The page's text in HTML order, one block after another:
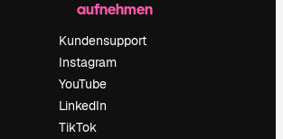
aufnehmen
Kundensupport
Instagram
YouTube
LinkedIn
TikTok